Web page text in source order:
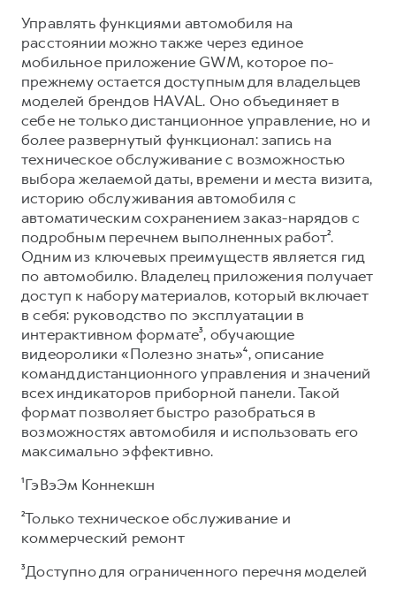
Управлять функциями автомобиля на
расстоянии можно также через единое
мобильное приложение GWM, которое по-
прежнему остается доступным для владельцев
моделей брендов HAVAL. Оно объединяет в
себе не только дистанционное управление, но и
более развернутый функционал: запись на
техническое обслуживание с возможностью
выбора желаемой даты, времени и места визита,
историю обслуживания автомобиля с
автоматическим сохранением заказ-нарядов с
подробным перечнем выполненных работ².
Одним из ключевых преимуществ является гид
по автомобилю. Владелец приложения получает
доступ к набору материалов, который включает
в себя: руководство по эксплуатации в
интерактивном формате³, обучающие
видеоролики «Полезно знать»⁴, описание
команд дистанционного управления и значений
всех индикаторов приборной панели. Такой
формат позволяет быстро разобраться в
возможностях автомобиля и использовать его
максимально эффективно.
¹ГэВэЭм Коннекшн
²Только техническое обслуживание и
коммерческий ремонт
³Доступно для ограниченного перечня моделей